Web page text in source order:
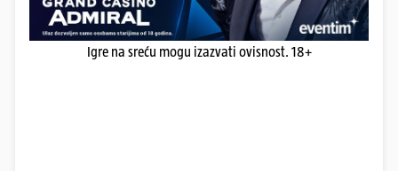
Igre na sreću mogu izazvati ovisnost. 18+